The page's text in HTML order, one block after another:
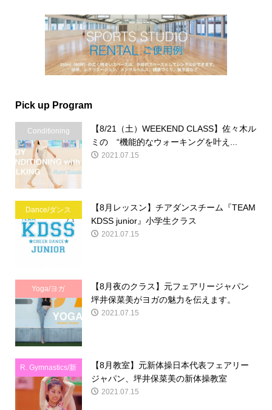
Pick up Program
Conditioning
【8/21（土）WEEKEND CLASS】佐々木ル
ミの “機能的なウォーキングを叶え...
2021.07.15
Dance/ダンス
【8月レッスン】チアダンスチーム『TEAM
KDSS junior』小学生クラス
2021.07.15
Yoga/ヨガ
【8月夜のクラス】元フェアリージャパン
坪井保菜美がヨガの魅力を伝えます。
2021.07.15
R. Gymnastics/新
体操
【8月教室】元新体操日本代表フェアリー
ジャパン、坪井保菜美の新体操教室
2021.07.15